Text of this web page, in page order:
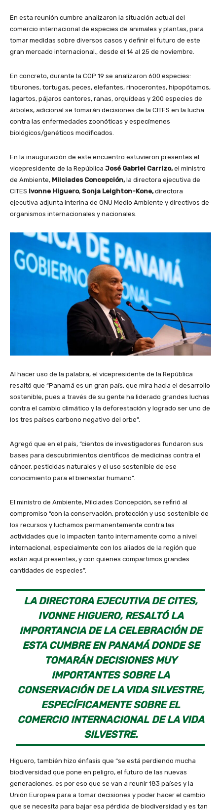
En esta reunión cumbre analizaron la situación actual del
comercio internacional de especies de animales y plantas, para
tomar medidas sobre diversos casos y definir el futuro de este
gran mercado internacional., desde el 14 al 25 de noviembre.
En concreto, durante la COP 19 se analizaron 600 especies:
tiburones, tortugas, peces, elefantes, rinocerontes, hipopótamos,
lagartos, pájaros cantores, ranas, orquídeas y 200 especies de
árboles, adicional se tomarán decisiones de la CITES en la lucha
contra las enfermedades zoonóticas y especímenes
biológicos/genéticos modificados.
En la inauguración de este encuentro estuvieron presentes el
vicepresidente de la República José Gabriel Carrizo,el ministro
de Ambiente, Milciades Concepción,la directora ejecutiva de
CITES Ivonne Higuero, Sonja Leighton-Kone,directora
ejecutiva adjunta interina de ONU Medio Ambiente y directivos de
organismos internacionales y nacionales.
Al hacer uso de la palabra, el vicepresidente de la República
resaltó que “Panamá es un gran país, que mira hacia el desarrollo
sostenible, pues a través de su gente ha liderado grandes luchas
contra el cambio climático y la deforestación y logrado ser uno de
los tres países carbono negativo del orbe”.
Agregó que en el país, “cientos de investigadores fundaron sus
bases para descubrimientos científicos de medicinas contra el
cáncer, pesticidas naturales y el uso sostenible de ese
conocimiento para el bienestar humano”.
El ministro de Ambiente, Milciades Concepción, se refirió al
compromiso “con la conservación, protección y uso sostenible de
los recursos y luchamos permanentemente contra las
actividades que lo impacten tanto internamente como a nivel
internacional, especialmente con los aliados de la región que
están aquí presentes, y con quienes compartimos grandes
cantidades de especies”.
LA DIRECTORA EJECUTIVA DE CITES,
IVONNE HIGUERO, RESALTÓ LA
IMPORTANCIA DE LA CELEBRACIÓN DE
ESTA CUMBRE EN PANAMÁ DONDE SE
TOMARÁN DECISIONES MUY
IMPORTANTES SOBRE LA
CONSERVACIÓN DE LA VIDA SILVESTRE,
ESPECÍFICAMENTE SOBRE EL
COMERCIO INTERNACIONAL DE LA VIDA
SILVESTRE.
Higuero, también hizo énfasis que “se está perdiendo mucha
biodiversidad que pone en peligro, el futuro de las nuevas
generaciones, es por eso que se van a reunir 183 países y la
Unión Europea para a tomar decisiones y poder hacer el cambio
que se necesita para bajar esa pérdida de biodiversidad y es tan